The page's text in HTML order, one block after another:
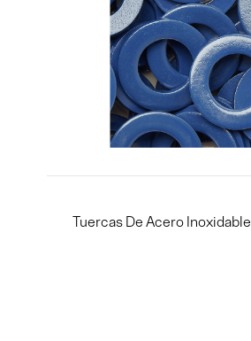
Tuercas De Acero Inoxidable